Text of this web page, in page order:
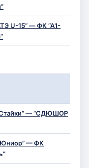
U-15” — ФК “А1-
— “СДЮШОР
— ФК